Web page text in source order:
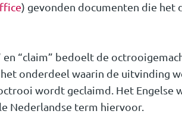
) gevonden documenten die
en “claim” bedoelt de
onderdeel waarin de uitvinding
wordt geclaimd. Het Engelse
Nederlandse term hiervoor.